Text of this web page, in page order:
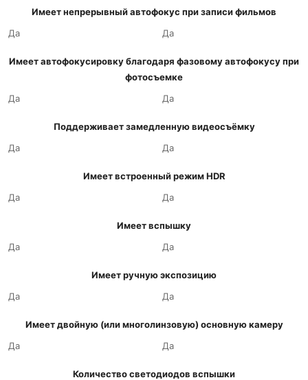
Имеет непрерывный автофокус при записи фильмов
Да
Да
Имеет автофокусировку благодаря фазовому автофокусу при
фотосъемке
Да
Да
Поддерживает замедленную видеосъёмку
Да
Да
Имеет встроенный режим HDR
Да
Да
Имеет вспышку
Да
Да
Имеет ручную экспозицию
Да
Да
Имеет двойную (или многолинзовую) основную камеру
Да
Да
Количество светодиодов вспышки